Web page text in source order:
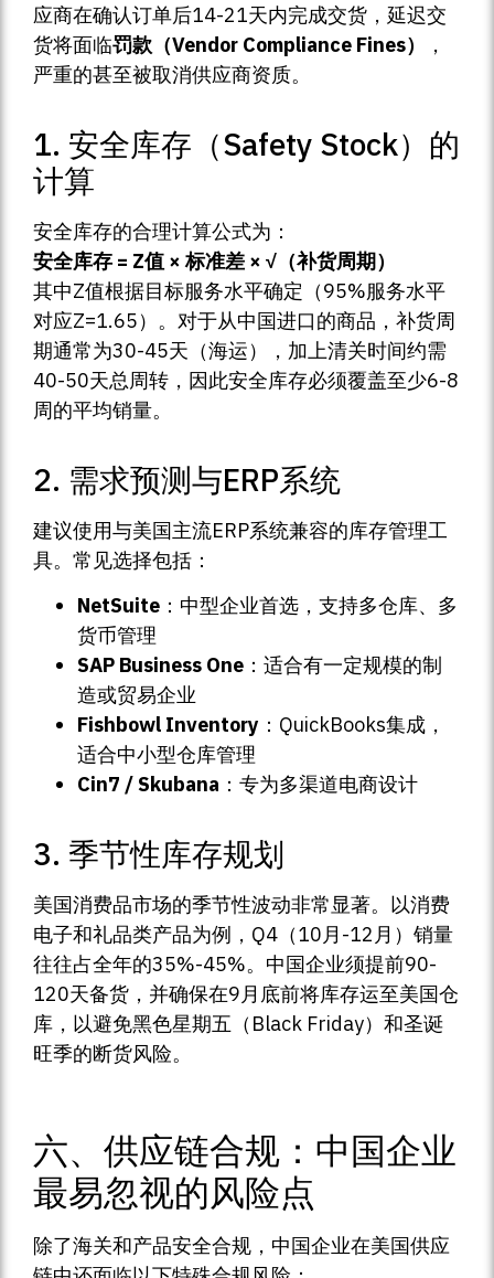
应商在确认订单后14-21天内完成交货，延迟交
货将面临罚款（Vendor Compliance Fines）
，
严重的甚至被取消供应商资质。
1. 安全库存（Safety Stock）的
计算
安全库存的合理计算公式为：
安全库存 = Z值 × 标准差 × √（补货周期）
其中Z值根据目标服务水平确定（95%服务水平
对应Z=1.65）。对于从中国进口的商品，补货周
期通常为30-45天（海运），加上清关时间约需
40-50天总周转，因此安全库存必须覆盖至少6-8
周的平均销量。
2. 需求预测与ERP系统
建议使用与美国主流ERP系统兼容的库存管理工
具。常见选择包括：
NetSuite ：中型企业首选，支持多仓库、多
货币管理
SAP Business One ：适合有一定规模的制
造或贸易企业
Fishbowl Inventory ：QuickBooks集成，
适合中小型仓库管理
Cin7 / Skubana ：专为多渠道电商设计
3. 季节性库存规划
美国消费品市场的季节性波动非常显著。以消费
电子和礼品类产品为例，Q4（10月-12月）销量
往往占全年的35%-45%。中国企业须提前90-
120天备货，并确保在9月底前将库存运至美国仓
库，以避免黑色星期五（Black Friday）和圣诞
旺季的断货风险。
六、供应链合规：中国企业
最易忽视的风险点
除了海关和产品安全合规，中国企业在美国供应